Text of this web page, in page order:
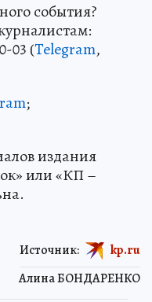
события?
03 (Telegram,
;
издания
или «КП –
Алина БОНДАРЕНКО
Источник: kp.ru